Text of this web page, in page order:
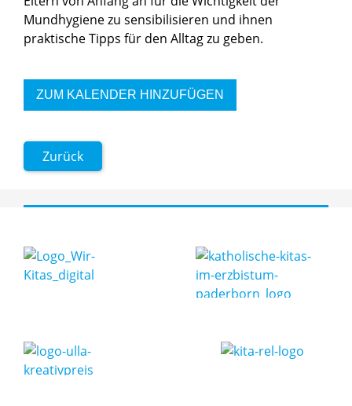
Mundhygiene zu sensibilisieren und ihnen
praktische Tipps für den Alltag zu geben.
ZUM KALENDER HINZUFÜGEN
Zurück